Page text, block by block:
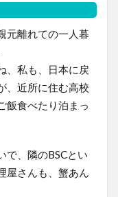
元離れての一人暮
、私も、日本に戻
、近所に住む高校
飯食べたり泊まっ
で、隣のBSCとい
屋さんも、蟹あん